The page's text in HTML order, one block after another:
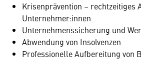
Krisenprävention – rechtzeitiges
Unternehmer:innen
Unternehmenssicherung und
Abwendung von Insolvenzen
Professionelle Aufbereitung von